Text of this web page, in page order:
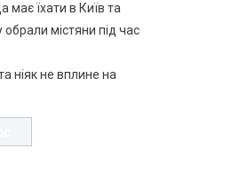
має їхати в Київ та
обрали містяни під час
ніяк не вплине на